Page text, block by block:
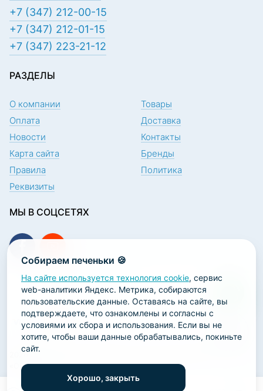
Собираем печеньки 🍪
На сайте используется технология cookie, сервис
web-аналитики Яндекс. Метрика, собираются
пользовательские данные. Оставаясь на сайте, вы
подтверждаете, что ознакомлены и согласны с
условиями их сбора и использования. Если вы не
хотите, чтобы ваши данные обрабатывались, покиньте
сайт.
Хорошо, закрыть
+7 (347) 212-00-15
+7 (347) 212-01-15
+7 (347) 223-21-12
РАЗДЕЛЫ
О компании
Товары
Оплата
Доставка
Новости
Контакты
Карта сайта
Бренды
Правила
Политика
Реквизиты
МЫ В СОЦСЕТЯХ
ПОДПИСКА НА НОВОСТИ
2026 ООО «Научно-производственная лаборатория
«ОРТОДЕНТ»